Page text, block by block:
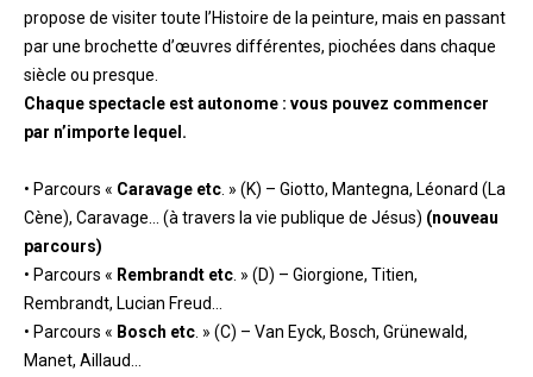
propose de visiter toute l’Histoire de la peinture, mais en passant
par une brochette d’œuvres différentes, piochées dans chaque
siècle ou presque.
Chaque spectacle est autonome : vous pouvez commencer
par n’importe lequel.
• Parcours « Caravage etc . » (K) – Giotto, Mantegna, Léonard (La
Cène), Caravage… (à travers la vie publique de Jésus) (nouveau
parcours)
• Parcours « Rembrandt etc . » (D) – Giorgione, Titien,
Rembrandt, Lucian Freud…
• Parcours « Bosch etc . » (C) – Van Eyck, Bosch, Grünewald,
Manet, Aillaud…